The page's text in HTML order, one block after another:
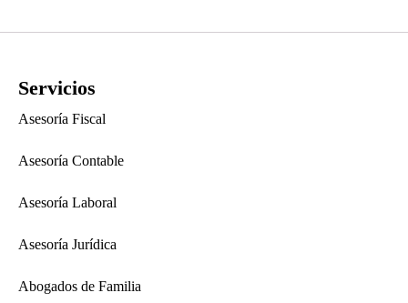
Servicios
Asesoría Fiscal
Asesoría Contable
Asesoría Laboral
Asesoría Jurídica
Abogados de Familia